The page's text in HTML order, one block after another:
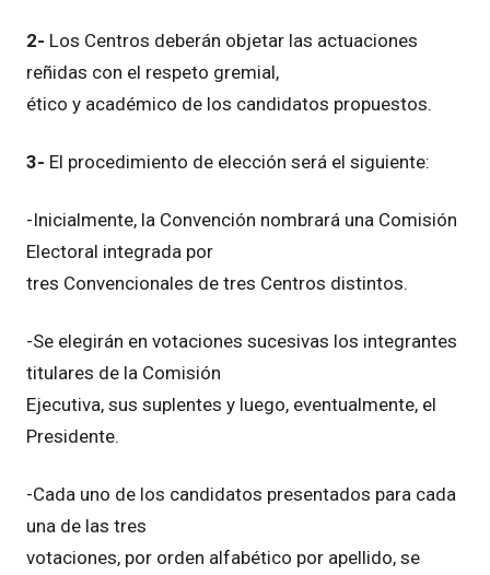
2- Los Centros deberán objetar las actuaciones
reñidas con el respeto gremial,
ético y académico de los candidatos propuestos.
3- El procedimiento de elección será el siguiente:
-Inicialmente, la Convención nombrará una Comisión
Electoral integrada por
tres Convencionales de tres Centros distintos.
-Se elegirán en votaciones sucesivas los integrantes
titulares de la Comisión
Ejecutiva, sus suplentes y luego, eventualmente, el
Presidente.
-Cada uno de los candidatos presentados para cada
una de las tres
votaciones, por orden alfabético por apellido, se